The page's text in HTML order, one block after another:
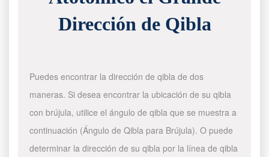
Dirección de Qibla
Puedes encontrar la dirección de qibla de dos
maneras. Si desea encontrar la ubicación de su qibla
con brújula, utilice el ángulo de qibla que se muestra a
continuación (Ángulo de Qibla para Brújula). O puede
determinar la dirección de su qibla por la línea de qibla